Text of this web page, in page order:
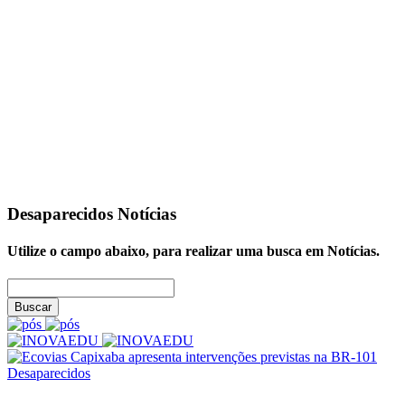
Desaparecidos Notícias
Utilize o campo abaixo, para realizar uma busca em Notícias.
Buscar
Desaparecidos